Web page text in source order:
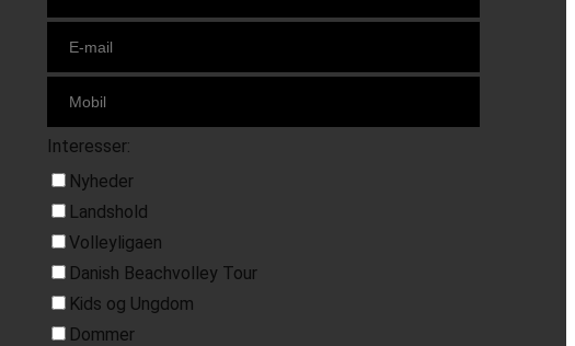
Interesser:
Nyheder
Landshold
Volleyligaen
Danish Beachvolley Tour
Kids og Ungdom
Dommer